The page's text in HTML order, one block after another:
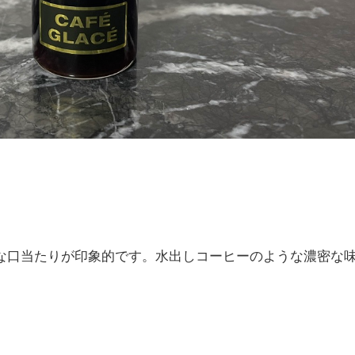
口当たりが印象的です。水出しコーヒーのような濃密な